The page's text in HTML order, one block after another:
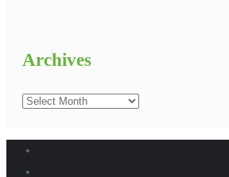
Archives
Archives